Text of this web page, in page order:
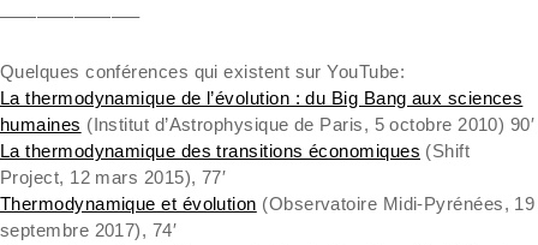
———————–
Quelques conférences qui existent sur YouTube:
La thermodynamique de l’évolution : du Big Bang aux sciences
humaines (Institut d’Astrophysique de Paris, 5 octobre 2010) 90′
La thermodynamique des transitions économiques (Shift
Project, 12 mars 2015), 77′
Thermodynamique et évolution (Observatoire Midi-Pyrénées, 19
septembre 2017), 74′